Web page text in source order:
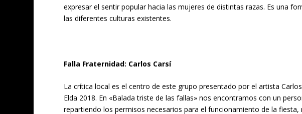
expresar el sentir popular hacia las mujeres de distintas razas. Es una
las diferentes culturas existentes.
Falla Fraternidad: Carlos Carsí
La crítica local es el centro de este grupo presentado por el artista
Elda 2018. En «Balada triste de las fallas» nos encontramos con un
repartiendo los permisos necesarios para el funcionamiento de la